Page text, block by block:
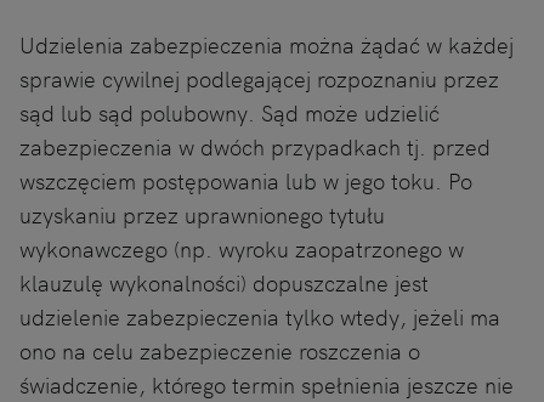
Udzielenia zabezpieczenia można żądać w każdej
sprawie cywilnej podlegającej rozpoznaniu przez
sąd lub sąd polubowny. Sąd może udzielić
zabezpieczenia w dwóch przypadkach tj. przed
wszczęciem postępowania lub w jego toku. Po
uzyskaniu przez uprawnionego tytułu
wykonawczego (np. wyroku zaopatrzonego w
klauzulę wykonalności) dopuszczalne jest
udzielenie zabezpieczenia tylko wtedy, jeżeli ma
ono na celu zabezpieczenie roszczenia o
świadczenie, którego termin spełnienia jeszcze nie